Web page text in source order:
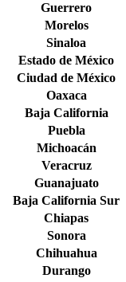
Guerrero
Morelos
Sinaloa
Estado de México
Ciudad de México
Oaxaca
Baja California
Puebla
Michoacán
Veracruz
Guanajuato
Baja California Sur
Chiapas
Sonora
Chihuahua
Durango